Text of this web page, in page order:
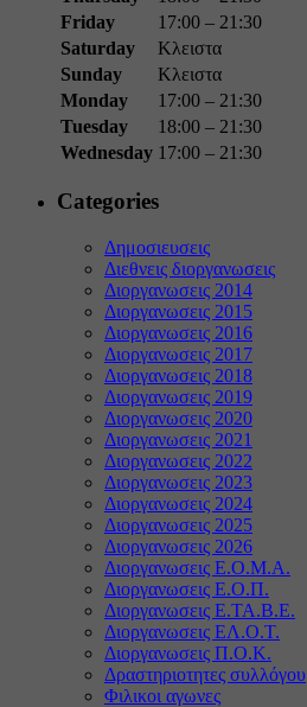
Friday
17:00 – 21:30
Saturday
Κλειστα
Sunday
Κλειστα
Monday
17:00 – 21:30
Tuesday
18:00 – 21:30
Wednesday 17:00 – 21:30
Categories
Δημοσιευσεις
Διεθνεις διοργανωσεις
Διοργανωσεις 2014
Διοργανωσεις 2015
Διοργανωσεις 2016
Διοργανωσεις 2017
Διοργανωσεις 2018
Διοργανωσεις 2019
Διοργανωσεις 2020
Διοργανωσεις 2021
Διοργανωσεις 2022
Διοργανωσεις 2023
Διοργανωσεις 2024
Διοργανωσεις 2025
Διοργανωσεις 2026
Διοργανωσεις Ε.Ο.Μ.Α.
Διοργανωσεις Ε.Ο.Π.
Διοργανωσεις Ε.ΤΑ.Β.Ε.
Διοργανωσεις ΕΛ.Ο.Τ.
Διοργανωσεις Π.Ο.Κ.
Δραστηριοτητες συλλόγου
Φιλικοι αγωνες